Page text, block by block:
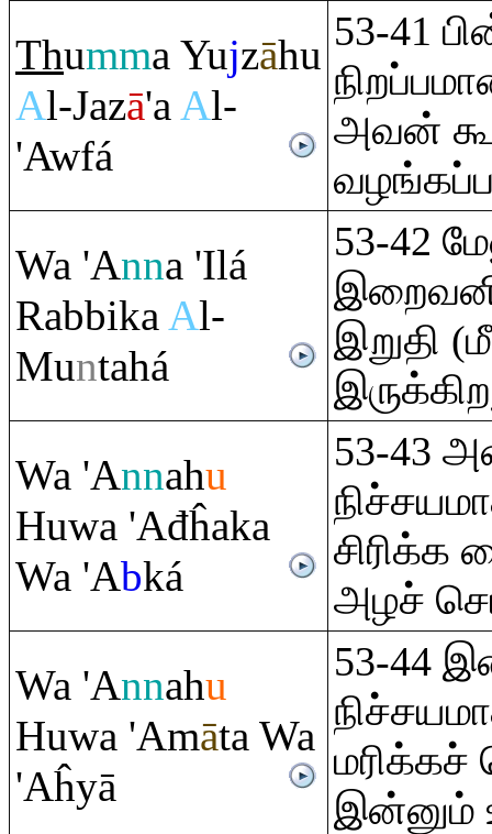
Thumma Yujzāhu
Al-Jazā'aAl-
'Awfá
53-41
அவன்
Wa 'Anna 'Ilá
RabbikaAl-
Muntahá
53-42
இறுதி
Wa 'Annahu
Huwa 'Ađĥaka
Wa 'Abká
53-43
சிரிக்க
அழச்
Wa 'Annahu
Huwa 'Amāta Wa
'Aĥyā
53-44
மரிக்கச்
இன்னும்